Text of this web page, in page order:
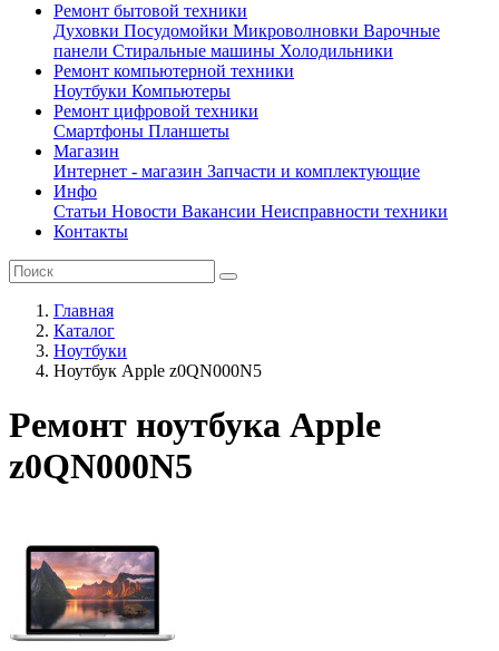
Ремонт бытовой техники
Духовки Посудомойки Микроволновки Варочные
панели Стиральные машины Холодильники
Ремонт компьютерной техники
Ноутбуки Компьютеры
Ремонт цифровой техники
Смартфоны Планшеты
Магазин
Интернет - магазин Запчасти и комплектующие
Инфо
Статьи Новости Вакансии Неисправности техники
Контакты
Главная
Каталог
Ноутбуки
Ноутбук Apple z0QN000N5
Ремонт ноутбука Apple
z0QN000N5